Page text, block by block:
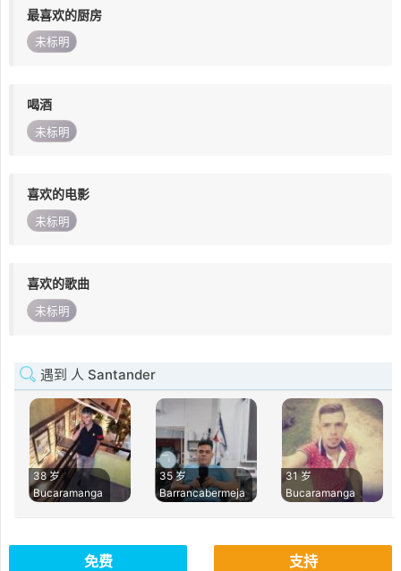
最喜欢的厨房
未标明
喝酒
未标明
喜欢的电影
未标明
喜欢的歌曲
未标明
遇到 人 Santander
38 岁
Bucaramanga
35 岁
Barrancabermeja
31 岁
Bucaramanga
免费 支持